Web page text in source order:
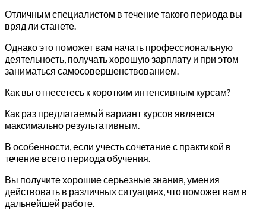
Отличным специалистом в течение такого периода вы
вряд ли станете.
Однако это поможет вам начать профессиональную
деятельность, получать хорошую зарплату и при этом
заниматься самосовершенствованием.
Как вы отнесетесь к коротким интенсивным курсам?
Как раз предлагаемый вариант курсов является
максимально результативным.
В особенности, если учесть сочетание с практикой в
течение всего периода обучения.
Вы получите хорошие серьезные знания, умения
действовать в различных ситуациях, что поможет вам в
дальнейшей работе.